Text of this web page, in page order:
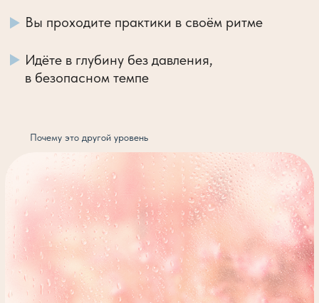
НОВОЕ СОСТОЯНИЕ
БАЗОЙ
СНАРУЖИ:
Выглядите спокойнее,
увереннее,
привлекательнее —
и это считывается сразу Возможности
начинают сами
находить вас
Люди реагируют иначе:
больше
уважения, тепла
и притяжения
Утро без тревоги
напряжения